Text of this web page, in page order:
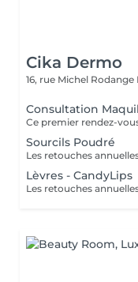
Cika Dermo
16, rue Michel Rodange
Consultation
Sourcils Poudré
Lèvres - CandyLips